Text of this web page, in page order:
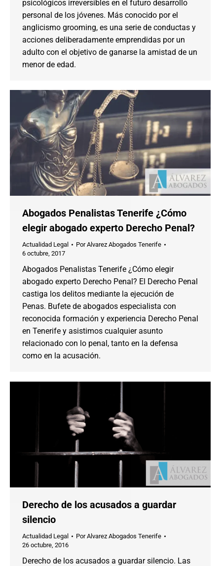
psicológicos irreversibles en el futuro desarrollo
personal de los jóvenes. Más conocido por el
anglicismo grooming, es una serie de conductas y
acciones deliberadamente emprendidas por un
adulto con el objetivo de ganarse la amistad de un
menor de edad.
Abogados Penalistas Tenerife ¿Cómo
elegir abogado experto Derecho Penal?
Actualidad Legal PorAlvarez Abogados Tenerife
6 octubre, 2017
Abogados Penalistas Tenerife ¿Cómo elegir
abogado experto Derecho Penal? El Derecho Penal
castiga los delitos mediante la ejecución de
Penas. Bufete de abogados especialista con
reconocida formación y experiencia Derecho Penal
en Tenerife y asistimos cualquier asunto
relacionado con lo penal, tanto en la defensa
como en la acusación.
Derecho de los acusados a guardar
silencio
Actualidad Legal PorAlvarez Abogados Tenerife
26 octubre, 2016
Derecho de los acusados a guardar silencio. Las